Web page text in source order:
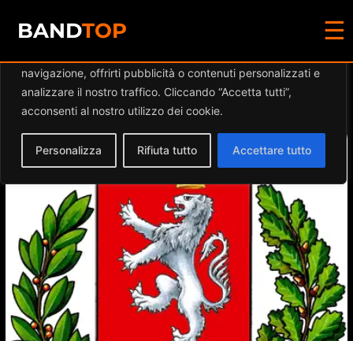
Diamo valore alla tua privacy
navigazione, offrirti pubblicità o contenuti personalizzati e
analizzare il nostro traffico. Cliccando “Accetta tutti”,
acconsenti al nostro utilizzo dei cookie.
Personalizza Rifiuta tutto Accettare tutto
BANDTOP ☰
Events at this location